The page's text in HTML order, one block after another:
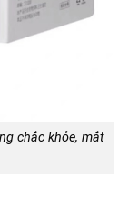
chắc khỏe, mắt